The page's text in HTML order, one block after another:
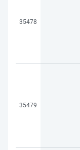
35478
35479